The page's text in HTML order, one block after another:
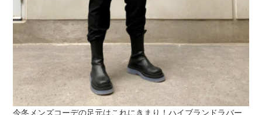
今冬メンズコーデの足元はこれにきまり！ハイブランドラバー